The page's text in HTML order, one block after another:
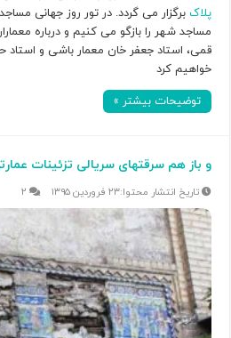
پلاک برگزار می گردد. در تور روز جهانی
مساجد شهر را بازگو می کنیم و درباره
قمی، استاد جعفر خان معمار باشی و استاد
خواهیم کرد
توضیحات بیشتر »
و باز هم سرقتهای سریالی تزئینات
۲۳ فروردین ۱۳۹۵ ۲